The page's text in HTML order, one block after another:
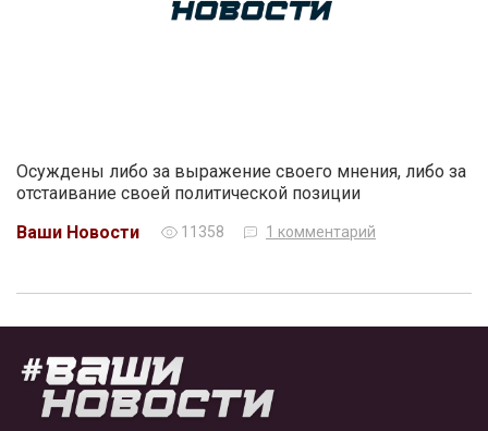
Осуждены либо за выражение своего мнения, либо за
отстаивание своей политической позиции
Ваши Новости
11358 1 комментарий